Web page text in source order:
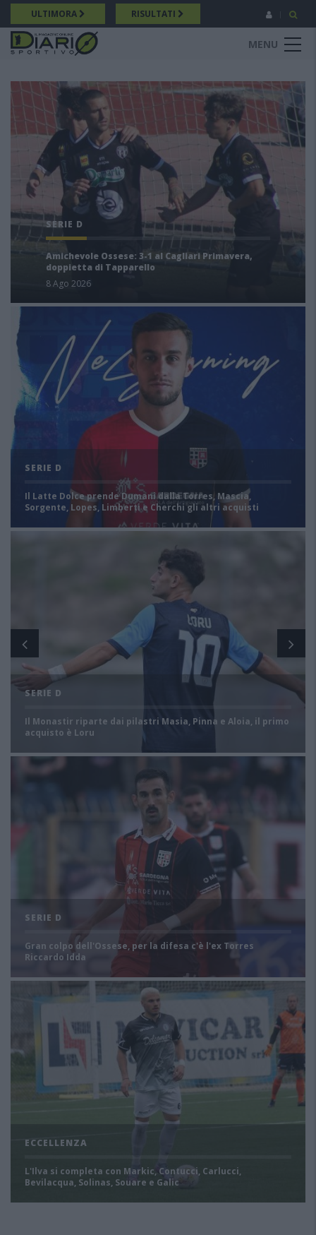
Salta
al
contenuto
principale
ULTIMORA RISULTATI
MENU
SERIE D
Amichevole Ossese: 3-1 al Cagliari Primavera,
doppietta di Tapparello
8 Ago 2026
SERIE D
Il Latte Dolce prende Dumani dalla Torres, Mascia,
Sorgente, Lopes, Limberti e Cherchi gli altri acquisti
SERIE D
Il Monastir riparte dai pilastri Masia, Pinna e Aloia, il primo
acquisto è Loru
SERIE D
Gran colpo dell'Ossese, per la difesa c'è l'ex Torres
Riccardo Idda
ECCELLENZA
L'Ilva si completa con Markic, Contucci, Carlucci,
Bevilacqua, Solinas, Souare e Galic